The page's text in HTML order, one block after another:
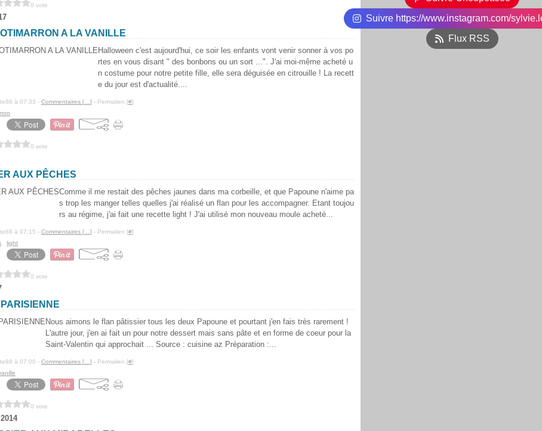
0 vote
A LA VANILLE
Halloween c'est aujourd'hui, ce soir les enfants vont venir sonner à vos po
rtes en vous disant " des bonbons ou un sort ...". J'ai moi-même acheté u
n costume pour notre petite fille, elle sera déguisée en citrouille ! La recett
e du jour est d'actualité....
à 07:33 - Commentaires [ ] - Permalien [#]
0 vote
AUX PÊCHES
Comme il me restait des pêches jaunes dans ma corbeille, et que Papoune n'aime pa
s trop les manger telles quelles j'ai réalisé un flan pour les accompagner. Etant toujou
rs au régime, j'ai fait une recette light ! J'ai utilisé mon nouveau moule acheté...
à 07:15 - Commentaires [ ] - Permalien [#]
light
0 vote
Nous aimons le flan pâtissier tous les deux Papoune et pourtant j'en fais très rarement !
L'autre jour, j'en ai fait un pour notre dessert mais sans pâte et en forme de coeur pour la
Saint-Valentin qui approchait ... Source : cuisine az Préparation :...
à 07:00 - Commentaires [ ] - Permalien [#]
0 vote
Suivre https://www.instagram.com/
Flux RSS